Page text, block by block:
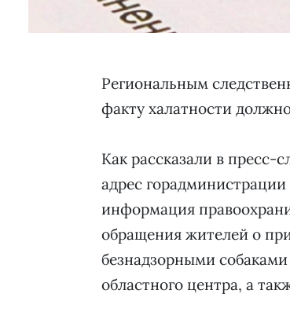
Региональным
факту халатности
Как рассказали в пресс-
адрес
информация
обращения жителей о
безнадзорными
областного центра, а